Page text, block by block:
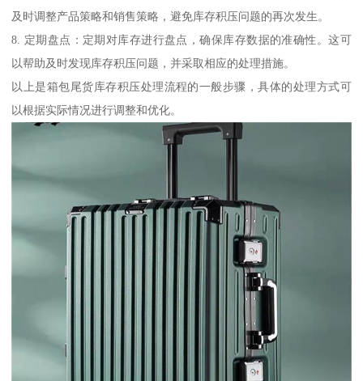
及时调整产品策略和销售策略，避免库存积压问题的再次发生。
8. 定期盘点：定期对库存进行盘点，确保库存数据的准确性。这可
以帮助及时发现库存积压问题，并采取相应的处理措施。
以上是箱包尾货库存积压处理流程的一般步骤，具体的处理方式可
以根据实际情况进行调整和优化。